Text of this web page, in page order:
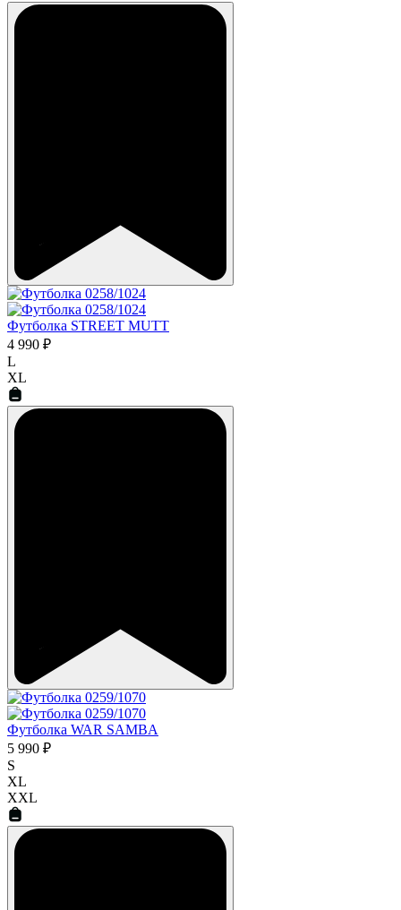
Футболка STREET MUTT
4 990 ₽
L
XL
Футболка WAR SAMBA
5 990 ₽
S
XL
XXL